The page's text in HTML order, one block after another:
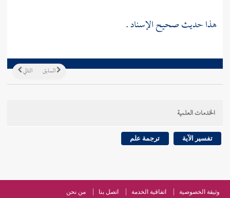
هذا حديث صحيح الإسناد .
التالي السابق
الخدمات العلمية
تفسير الآية ترجمة علم
وثيقة الخصوصية اتفاقية الخدمة اتصل بنا من نحن